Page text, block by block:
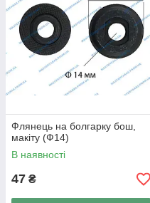
Флянець на болгарку бош,
макіту (Ф14)
В наявності
47 ₴